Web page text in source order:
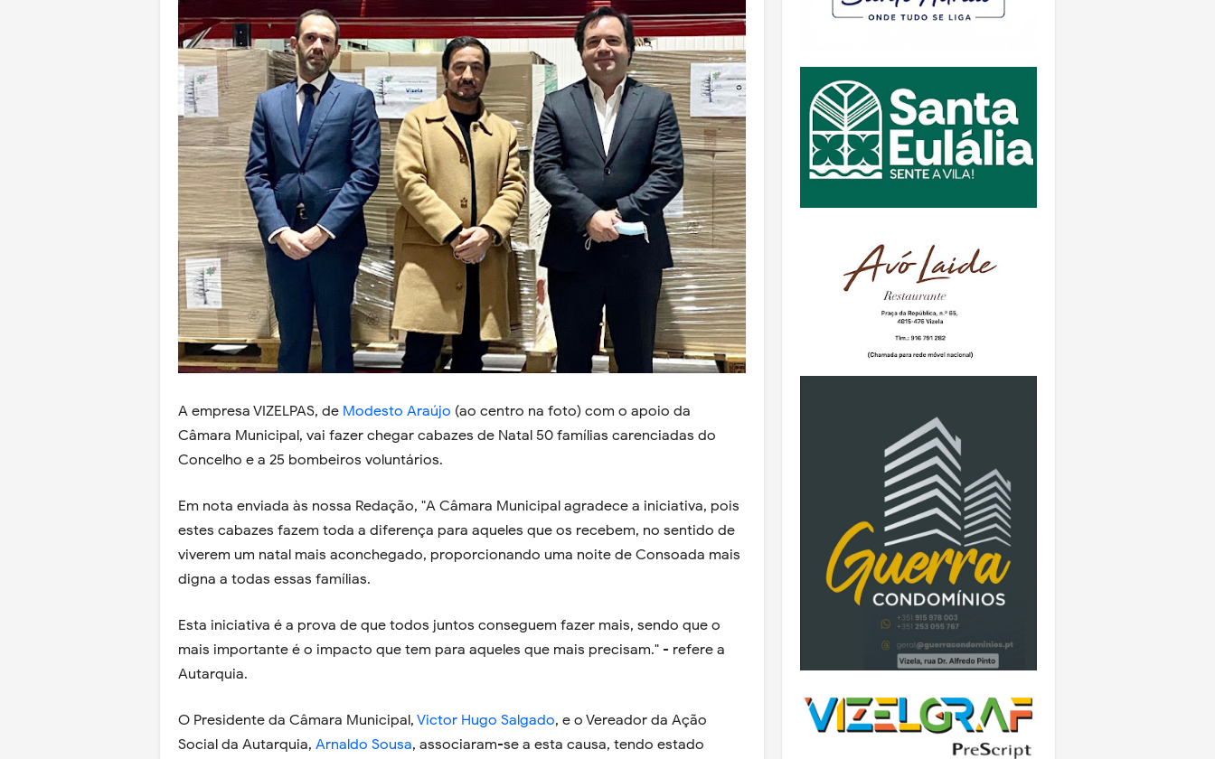
A empresa VIZELPAS, de Modesto Araújo (ao centro na foto) com o apoio da
Câmara Municipal, vai fazer chegar cabazes de Natal 50 famílias carenciadas do
Concelho e a 25 bombeiros voluntários.
Em nota enviada às nossa Redação, "A Câmara Municipal agradece a iniciativa, pois
estes cabazes fazem toda a diferença para aqueles que os recebem, no sentido de
viverem um natal mais aconchegado, proporcionando uma noite de Consoada mais
digna a todas essas famílias.
Esta iniciativa é a prova de que todos juntos conseguem fazer mais, sendo que o
mais importante é o impacto que tem para aqueles que mais precisam." - refere a
Autarquia.
O Presidente da Câmara Municipal, Victor Hugo Salgado, e o Vereador da Ação
Social da Autarquia, Arnaldo Sousa, associaram-se a esta causa, tendo estado